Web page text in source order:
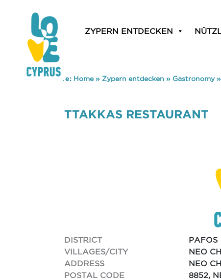
ZYPERN ENTDECKEN
You are here: Home» Zypern entdecken » Gastronomy»
TTAKKAS RESTAURANT
DISTRICT
PAFOS
VILLAGES/CITY
NEO
ADDRESS
NEO
POSTAL CODE
8852,